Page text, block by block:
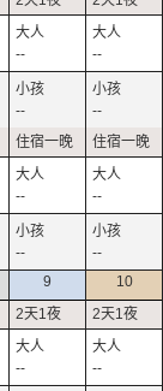
--
--
--
--
--
--
--
--
9
--
10
--